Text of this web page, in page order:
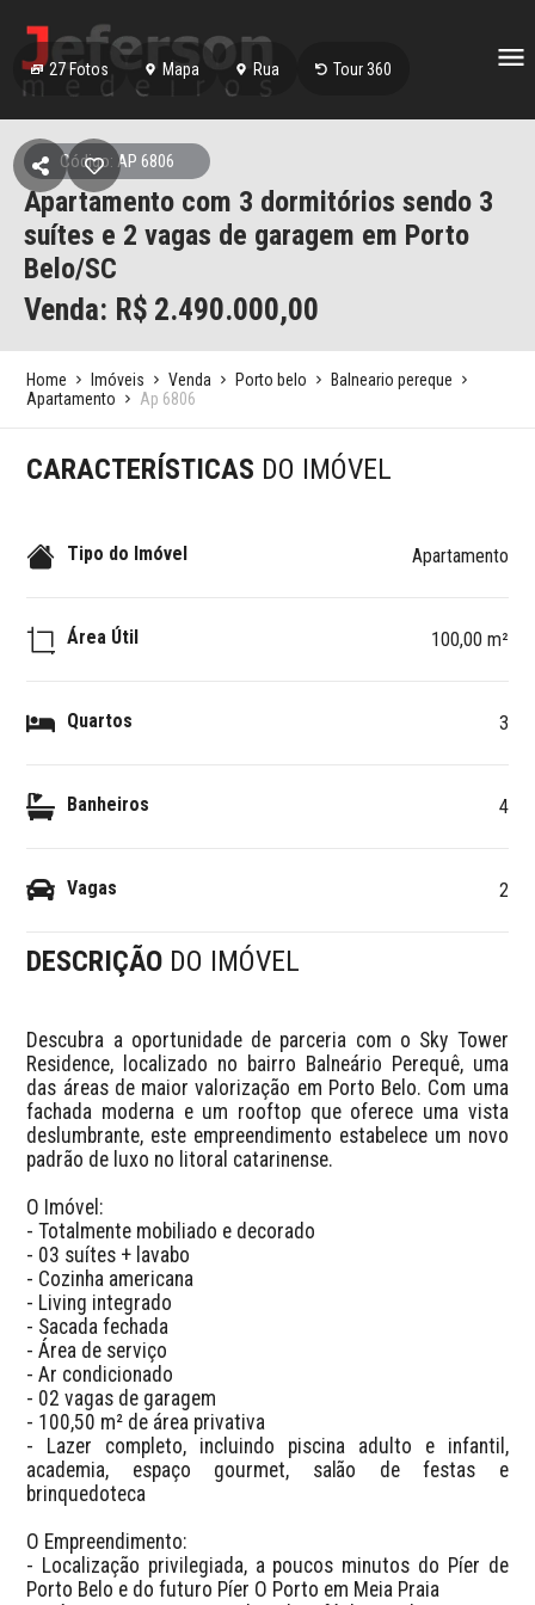
27Fotos Mapa Rua Tour 360
Código: AP 6806
Apartamento com 3 dormitórios sendo 3
suítes e 2 vagas de garagem em Porto
Belo/SC
Venda: R$ 2.490.000,00
Home Imóveis Venda Porto belo
Balneario pereque
Apartamento
Ap 6806
CARACTERÍSTICAS DO IMÓVEL
Tipo do Imóvel Apartamento
Área Útil 100,00 m²
Quartos 3
Banheiros 4
Vagas 2
DESCRIÇÃO DO IMÓVEL
Descubra a oportunidade de parceria com o Sky Tower
Residence, localizado no bairro Balneário Perequê, uma
das áreas de maior valorização em Porto Belo. Com uma
fachada moderna e um rooftop que oferece uma vista
deslumbrante, este empreendimento estabelece um novo
padrão de luxo no litoral catarinense.
O Imóvel:
- Totalmente mobiliado e decorado
- 03 suítes + lavabo
- Cozinha americana
- Living integrado
- Sacada fechada
- Área de serviço
- Ar condicionado
- 02 vagas de garagem
- 100,50 m² de área privativa
- Lazer completo, incluindo piscina adulto e infantil,
academia, espaço gourmet, salão de festas e
brinquedoteca
O Empreendimento:
- Localização privilegiada, a poucos minutos do Píer de
Porto Belo e do futuro Píer O Porto em Meia Praia